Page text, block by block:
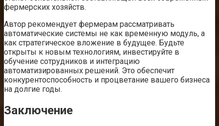
фермерских хозяйств.
Автор рекомендует фермерам рассматривать
автоматические системы не как временную модуль, а
как стратегическое вложение в будущее. Будьте
открыты к новым технологиям, инвестируйте в
обучение сотрудников и интеграцию
автоматизированных решений. Это обеспечит
конкурентоспособность и процветание вашего бизнеса
на долгие годы.
Заключение